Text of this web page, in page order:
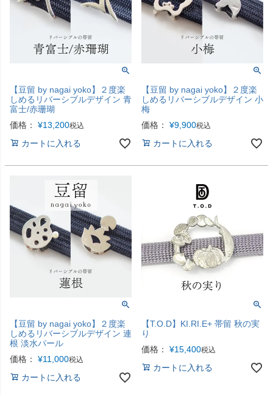
【豆留 by nagai yoko】２度楽
しめるリバーシブルデザイン 青
富士/赤珊瑚
価格：
¥13,200税込
カートに入れる
【豆留 by nagai yoko】２度楽
しめるリバーシブルデザイン 小
梅
価格：
¥9,900税込
カートに入れる
【豆留 by nagai yoko】２度楽
しめるリバーシブルデザイン 連
根 淡水パール
価格：
¥11,000税込
カートに入れる
【T.O.D】KI.RI.E+ 帯留 秋の実
り
価格：
¥15,400税込
カートに入れる